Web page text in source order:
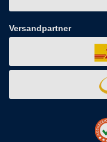
Versandpartner